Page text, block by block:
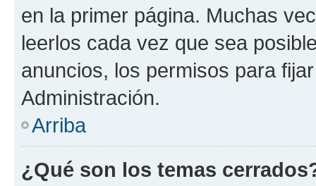
en la primer página. Muchas
leerlos cada vez que sea
anuncios, los permisos para
Administración.
Arriba
¿Qué son los temas